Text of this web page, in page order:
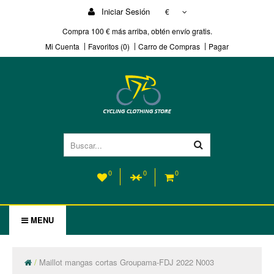
Iniciar Sesión
€
Compra 100 € más arriba, obtén envío gratis.
Mi Cuenta
Favoritos (0) Carro de Compras Pagar
0 0 0
MENU
Maillot mangas cortas Groupama-FDJ 2022 N003